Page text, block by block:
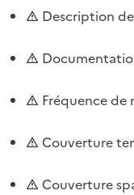
Description
Fréquence de
Couverture
Couverture